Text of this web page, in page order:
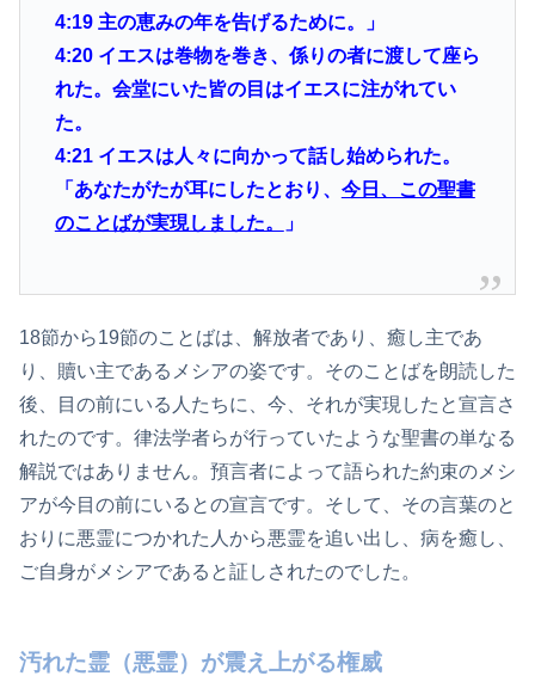
4:19 主の恵みの年を告げるために。」
4:20 イエスは巻物を巻き、係りの者に渡して座ら
れた。会堂にいた皆の目はイエスに注がれてい
た。
4:21 イエスは人々に向かって話し始められた。
「あなたがたが耳にしたとおり、 今日、この聖書
のことばが実現しました。
」
18節から19節のことばは、解放者であり、癒し主であ
り、贖い主であるメシアの姿です。そのことばを朗読した
後、目の前にいる人たちに、今、それが実現したと宣言さ
れたのです。律法学者らが行っていたような聖書の単なる
解説ではありません。預言者によって語られた約束のメシ
アが今目の前にいるとの宣言です。そして、その言葉のと
おりに悪霊につかれた人から悪霊を追い出し、病を癒し、
ご自身がメシアであると証しされたのでした。
汚れた霊（悪霊）が震え上がる権威